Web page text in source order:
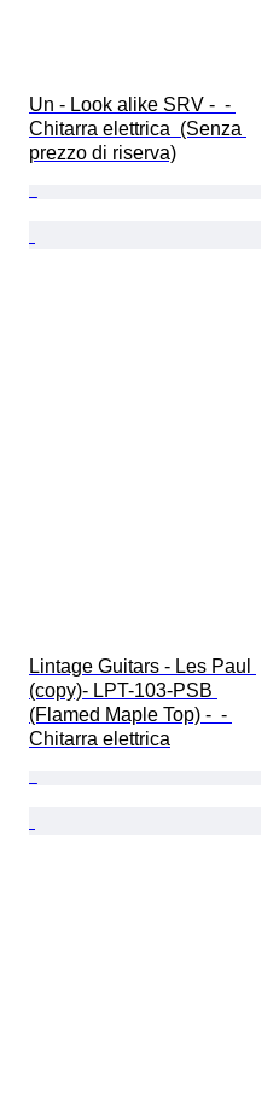
Un - Look alike SRV -  -
Chitarra elettrica  (Senza
prezzo di riserva)
Lintage Guitars - Les Paul
(copy)- LPT-103-PSB
(Flamed Maple Top) -  -
Chitarra elettrica